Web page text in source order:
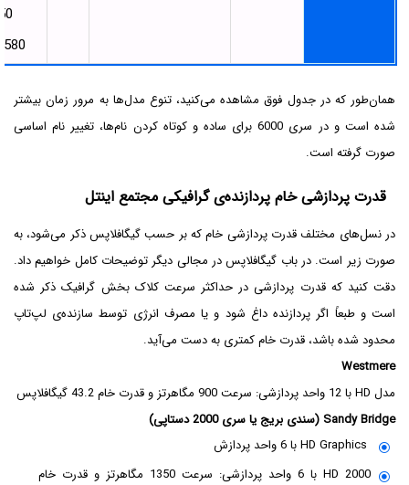
همان‌طور که در جدول فوق مشاهده می‌کنید، تنوع مدل‌ها به مرور زمان بیشتر
شده است و در سری 6000 برای ساده و کوتاه کردن نام‌ها، تغییر نام اساسی
صورت گرفته است.
قدرت پردازشی خام پردازنده‌ی گرافیکی مجتمع اینتل
در نسل‌های مختلف قدرت پردازشی خام که بر حسب گیگافلاپس ذکر می‌شود، به
صورت زیر است. در باب گیگافلاپس در مجالی دیگر توضیحات کامل خواهیم داد.
دقت کنید که قدرت پردازشی در حداکثر سرعت کلاک بخش گرافیک ذکر شده
است و طبعاً اگر پردازنده داغ شود و یا مصرف انرژی توسط سازنده‌ی لپ‌تاپ
محدود شده باشد، قدرت خام کمتری به دست می‌آید.
Westmere
مدل HD با 12 واحد پردازشی: سرعت 900 مگاهرتز و قدرت خام 43.2 گیگافلاپس
Sandy Bridge (سندی بریج یا سری 2000 دستاپی)
HD 2000 با 6 واحد پردازشی: سرعت 1350 مگاهرتز و قدرت خام